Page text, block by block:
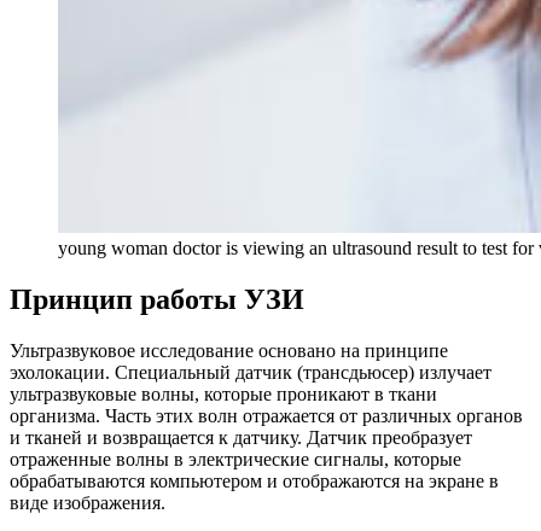
young woman doctor is viewing an ultrasound result to test
Принцип работы УЗИ
Ультразвуковое исследование основано на принципе
эхолокации. Специальный датчик (трансдьюсер) излучает
ультразвуковые волны, которые проникают в ткани
организма. Часть этих волн отражается от различных органов
и тканей и возвращается к датчику. Датчик преобразует
отраженные волны в электрические сигналы, которые
обрабатываются компьютером и отображаются на экране в
виде изображения.